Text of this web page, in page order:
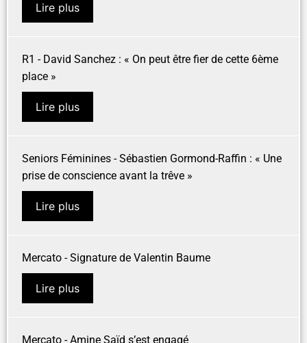
Lire plus
R1 - David Sanchez : « On peut être fier de cette 6ème
place »
Lire plus
Seniors Féminines - Sébastien Gormond-Raffin : « Une
prise de conscience avant la trêve »
Lire plus
Mercato - Signature de Valentin Baume
Lire plus
Mercato - Amine Saïd s’est engagé